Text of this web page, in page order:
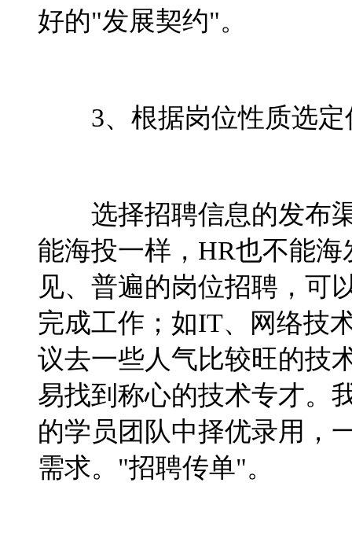
好的"发展契约"。
3、根据岗位性质选
选择招聘信息的发布
能海投一样，HR也不能
见、普遍的岗位招聘，可
完成工作；如IT、网络技
议去一些人气比较旺的技
易找到称心的技术专才。
的学员团队中择优录用，
需求。"招聘传单"。